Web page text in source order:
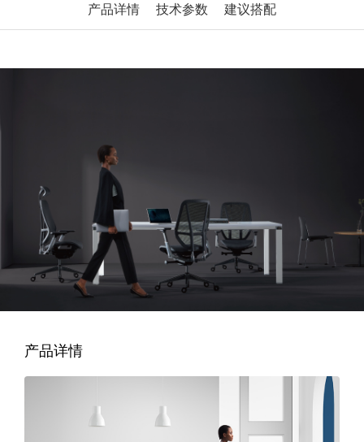
产品详情 技术参数 建议搭配
产品详情